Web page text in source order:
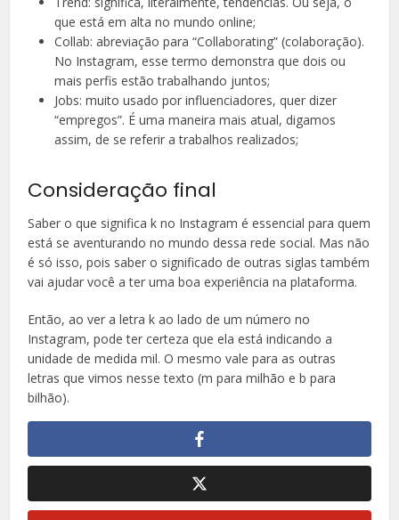
que está em alta no mundo online;
Collab: abreviação para “Collaborating” (colaboração).
No Instagram, esse termo demonstra que dois ou
mais perfis estão trabalhando juntos;
Jobs: muito usado por influenciadores, quer dizer
“empregos”. É uma maneira mais atual, digamos
assim, de se referir a trabalhos realizados;
Consideração final
Saber o que significa k no Instagram é essencial para quem
está se aventurando no mundo dessa rede social. Mas não
é só isso, pois saber o significado de outras siglas também
vai ajudar você a ter uma boa experiência na plataforma.
Então, ao ver a letra k ao lado de um número no
Instagram, pode ter certeza que ela está indicando a
unidade de medida mil. O mesmo vale para as outras
letras que vimos nesse texto (m para milhão e b para
bilhão).